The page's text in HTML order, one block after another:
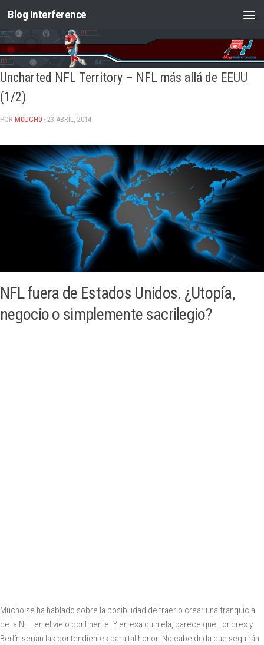
Saltar al contenido
Blog Interference
Uncharted NFL Territory – NFL más allá de EEUU
(1/2)
POR M0UCH0 · 23 ABRIL, 2014
NFL fuera de Estados Unidos. ¿Utopía,
negocio o simplemente sacrilegio?
Mucho se ha hablado sobre la posibilidad de traer o crear una franquicia
de la NFL en el viejo continente. Y en esa quiniela, parece que Londres y
Berlín serían las contendientes para tal honor. No cabe duda que seguirán